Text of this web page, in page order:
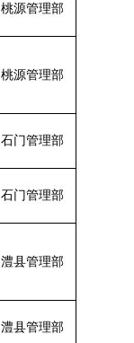
桃源管理部
桃源管理部
石门管理部
石门管理部
澧县管理部
澧县管理部